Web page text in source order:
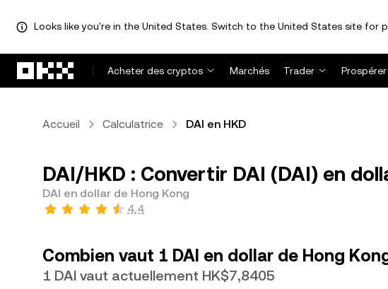
Looks like you're in the United States. Switch to the United States site for
Acheter des cryptos
Marchés Trader Prospérer
Accueil Calculatrice DAI en HKD
DAI/HKD : Convertir DAI (DAI) en
DAI en dollar de Hong Kong
4,4
Combien vaut 1 DAI en dollar de Hong
1 DAI vaut actuellement HK$7,8405